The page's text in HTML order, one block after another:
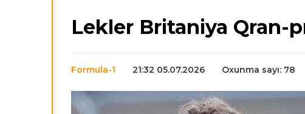
Lekler Britaniya Qran-
Formula-1 21:32 05.07.2026 Oxunma sayı: 78